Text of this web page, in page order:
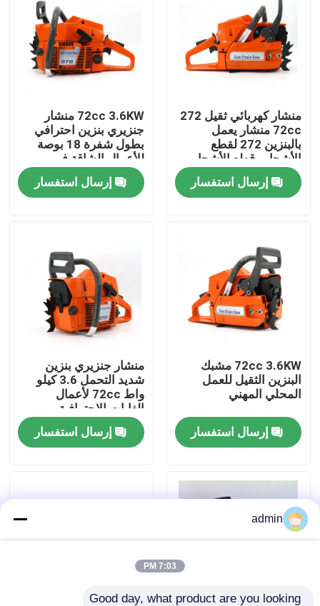
المنزل
فيديوهات
حولنا
عرض المصنع
اتصل بنا
بالمنشار البنزين
منشار كهربائي
منشار كهربائي ثقيل 272
72cc منشار يعمل
بالبنزين 272 لقطع
الأشجار وقطع الأشجار
الكبيرة
إرسال استفسار
72cc 3.6KW منشار
جنزيري بنزين احترافي
بطول شفرة 18 بوصة
للأعمال الشاقة في
الغابات والمزارع
إرسال استفسار
72cc 3.6KW مشبك
البنزين الثقيل للعمل
المحلي المهني
إرسال استفسار
منشار جنزيري بنزين
شديد التحمل 3.6 كيلو
واط 72cc لأعمال
الغابات الاحترافية
إرسال استفسار
admin
7:03 PM
Good day, what product are you looking